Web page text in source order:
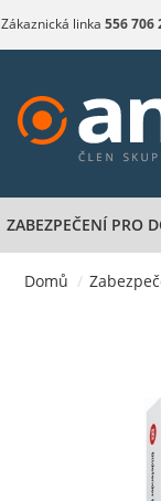
Zákaznická linka 556 706
ZABEZPEČENÍ PRO
Domů /